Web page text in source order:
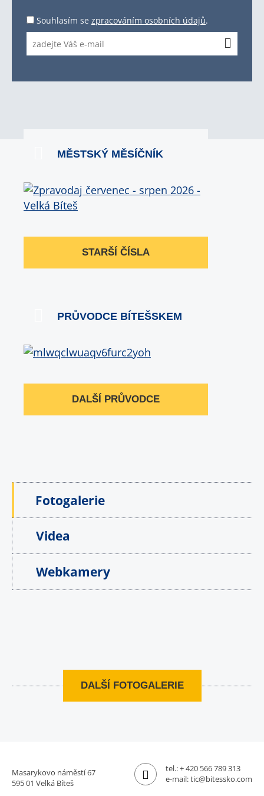
Souhlasím se zpracováním osobních údajů.
MĚSTSKÝ MĚSÍČNÍK
STARŠÍ ČÍSLA
PRŮVODCE BÍTEŠSKEM
DALŠÍ PRŮVODCE
Fotogalerie
Videa
Webkamery
DALŠÍ FOTOGALERIE
Masarykovo náměstí 67
595 01 Velká Bíteš
tel.:+ 420 566 789 313
e-mail:tic@bitessko.com